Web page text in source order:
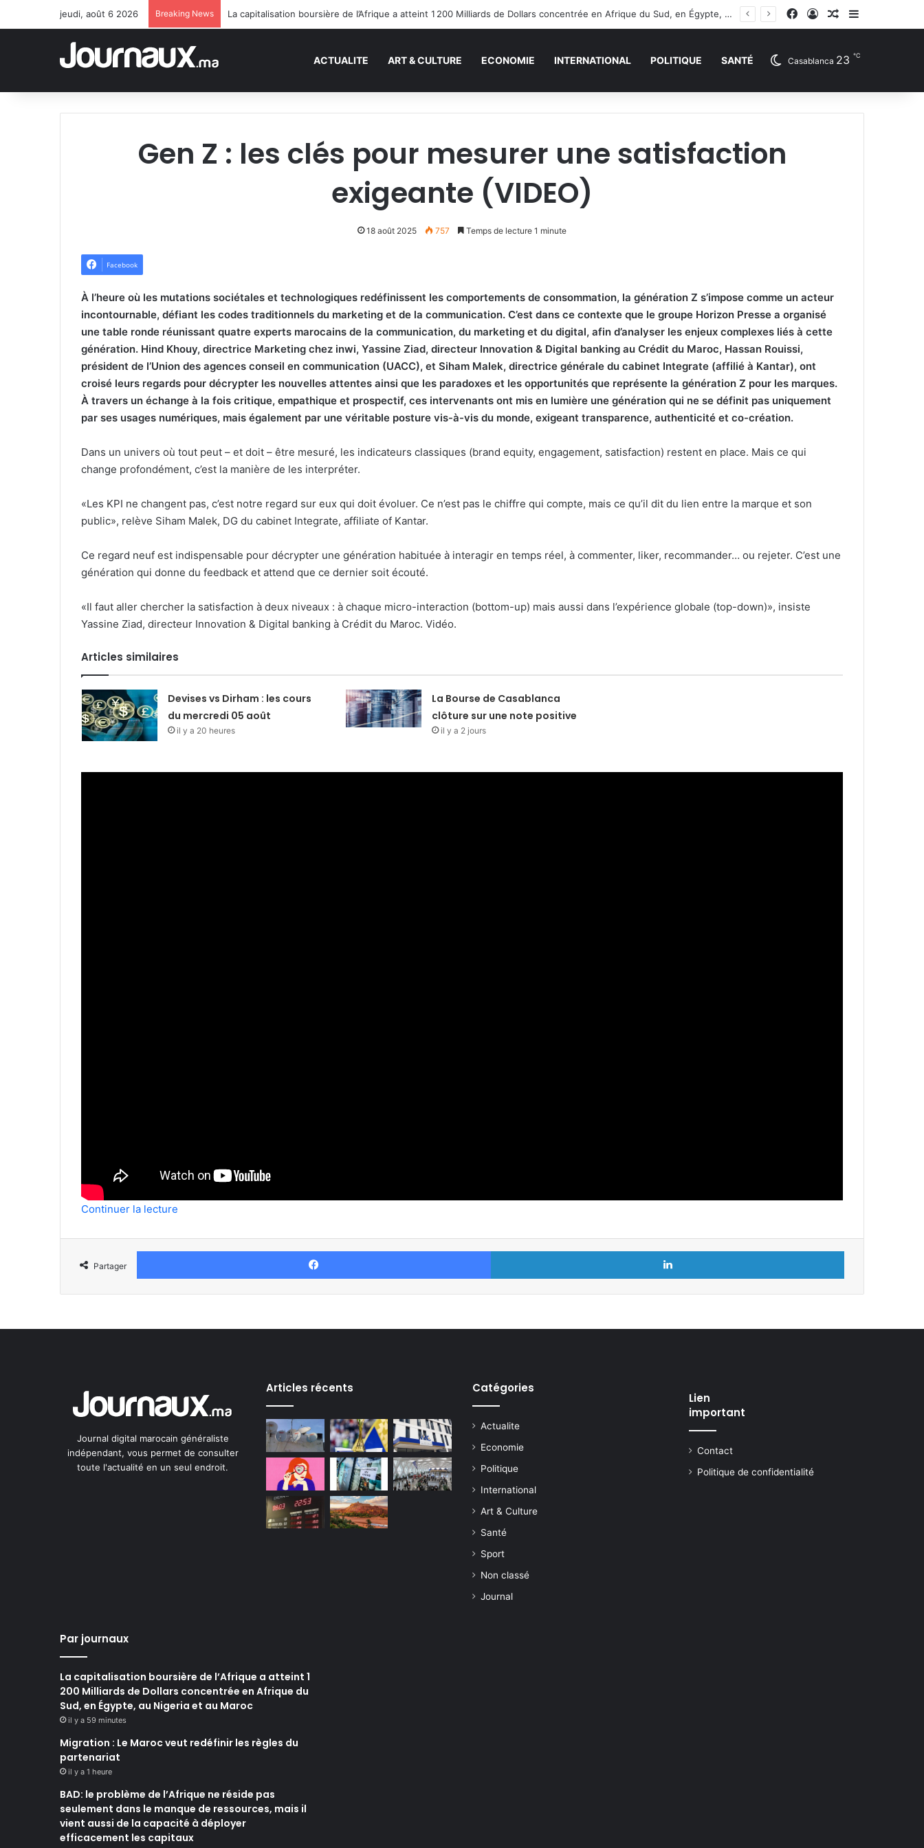
jeudi, août 6 2026 Breaking News La capitalisation boursière de l’Afrique a atteint 1 200 Milliards de Dollars concentrée en Afrique du Sud, en Égypte, au Nigeria et au Maroc Facebook
Connexion
Article Aléatoire
Sidebar
ACTUALITE ART & CULTURE ECONOMIE INTERNATIONAL POLITIQUE SANTÉ Casablanca 23 ℃
Gen Z : les clés pour mesurer une satisfaction
exigeante (VIDEO)
18 août 2025 757 Temps de lecture 1 minute
Facebook
À l’heure où les mutations sociétales et technologiques redéfinissent les comportements de consommation, la génération Z s’impose comme un acteur
incontournable, défiant les codes traditionnels du marketing et de la communication. C’est dans ce contexte que le groupe Horizon Presse a organisé
une table ronde réunissant quatre experts marocains de la communication, du marketing et du digital, afin d’analyser les enjeux complexes liés à cette
génération. Hind Khouy, directrice Marketing chez inwi, Yassine Ziad, directeur Innovation & Digital banking au Crédit du Maroc, Hassan Rouissi,
président de l’Union des agences conseil en communication (UACC), et Siham Malek, directrice générale du cabinet Integrate (affilié à Kantar), ont
croisé leurs regards pour décrypter les nouvelles attentes ainsi que les paradoxes et les opportunités que représente la génération Z pour les marques.
À travers un échange à la fois critique, empathique et prospectif, ces intervenants ont mis en lumière une génération qui ne se définit pas uniquement
par ses usages numériques, mais également par une véritable posture vis-à-vis du monde, exigeant transparence, authenticité et co-création.
Dans un univers où tout peut – et doit – être mesuré, les indicateurs classiques (brand equity, engagement, satisfaction) restent en place. Mais ce qui
change profondément, c’est la manière de les interpréter.
«Les KPI ne changent pas, c’est notre regard sur eux qui doit évoluer. Ce n’est pas le chiffre qui compte, mais ce qu’il dit du lien entre la marque et son
public», relève Siham Malek, DG du cabinet Integrate, affiliate of Kantar.
Ce regard neuf est indispensable pour décrypter une génération habituée à interagir en temps réel, à commenter, liker, recommander… ou rejeter. C’est une
génération qui donne du feedback et attend que ce dernier soit écouté.
«Il faut aller chercher la satisfaction à deux niveaux : à chaque micro-interaction (bottom-up) mais aussi dans l’expérience globale (top-down)», insiste
Yassine Ziad, directeur Innovation & Digital banking à Crédit du Maroc. Vidéo.
Articles similaires
Devises vs Dirham : les cours
du mercredi 05 août
il y a 20 heures
La Bourse de Casablanca
clôture sur une note positive
il y a 2 jours
Continuer la lecture
Partager
Facebook Linkedin
Journal digital marocain généraliste
indépendant, vous permet de consulter
toute l'actualité en un seul endroit.
Articles récents Catégories
Actualite
Economie
Politique
International
Art & Culture
Santé
Sport
Non classé
Journal
Lien
important
Contact
Politique de confidentialité
Par journaux
La capitalisation boursière de l’Afrique a atteint 1
200 Milliards de Dollars concentrée en Afrique du
Sud, en Égypte, au Nigeria et au Maroc
il y a 59 minutes
Migration : Le Maroc veut redéfinir les règles du
partenariat
il y a 1 heure
BAD: le problème de l’Afrique ne réside pas
seulement dans le manque de ressources, mais il
vient aussi de la capacité à déployer
efficacement les capitaux